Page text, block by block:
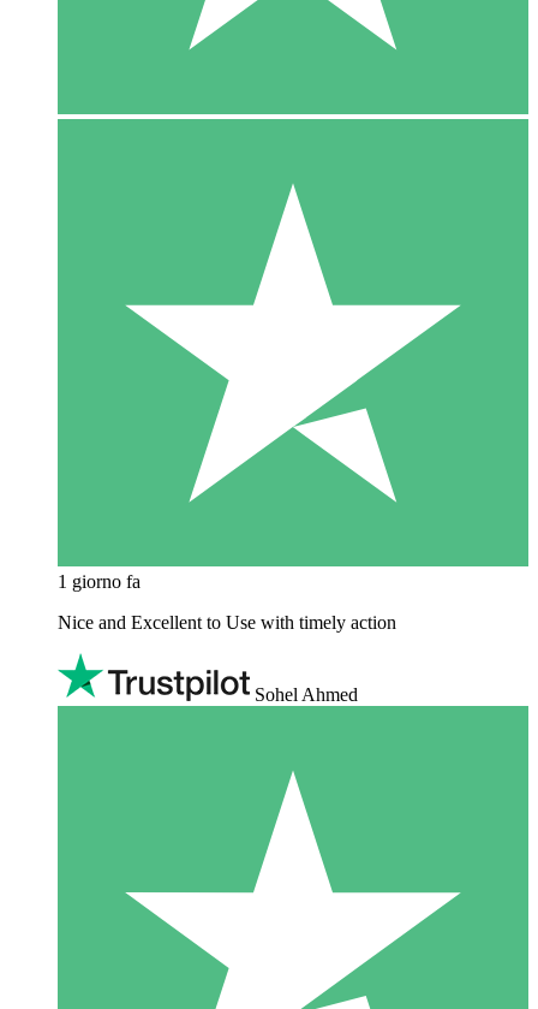
1 giorno fa
Nice and Excellent to Use with timely action
Sohel Ahmed